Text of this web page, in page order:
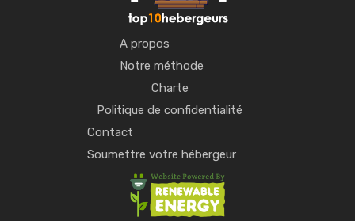
A propos
Notre méthode
Charte
Politique de confidentialité
Contact
Soumettre votre hébergeur